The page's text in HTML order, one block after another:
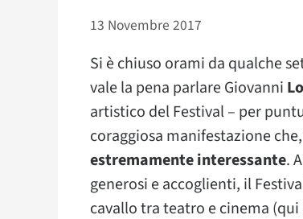
13 Novembre 2017
Si è chiuso orami da qualche
vale la pena parlare Giovanni
artistico del Festival – per
coraggiosa manifestazione
estremamente interessante.
generosi e accoglienti, il
cavallo tra teatro e cinema